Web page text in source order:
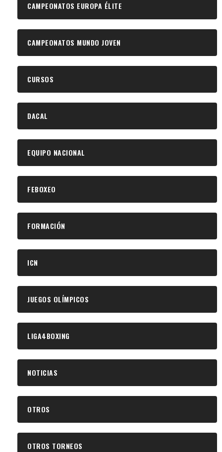
CAMPEONATOS EUROPA ÉLITE
CAMPEONATOS MUNDO JOVEN
CURSOS
DACAL
EQUIPO NACIONAL
FEBOXEO
FORMACIÓN
ICN
JUEGOS OLÍMPICOS
LIGA4BOXING
NOTICIAS
OTROS
OTROS TORNEOS